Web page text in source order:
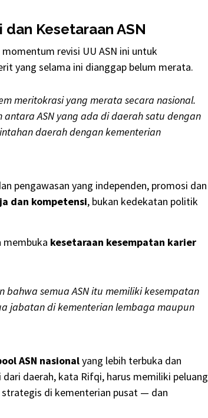
Kesetaraan ASN
revisi UU ASN ini untuk
yang selama ini dianggap belum merata.
meritokrasi yang merata secara nasional.
ASN yang ada di daerah satu dengan
daerah dengan kementerian
pengawasan yang independen, promosi dan
dan kompetensi, bukan kedekatan politik
membuka kesetaraan kesempatan karier
bahwa semua ASN itu memiliki kesempatan
jabatan di kementerian lembaga maupun
ASN nasionalyang lebih terbuka dan
daerah, kata Rifqi, harus memiliki peluang
di kementerian pusat — dan